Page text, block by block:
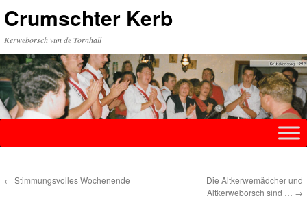
Inhalt
Crumschter Kerb
Kerweborsch vun de Tornhall
← Stimmungsvolles Wochenende
Die Altkerwemädcher und
Altkerweborsch sind … →